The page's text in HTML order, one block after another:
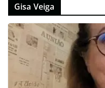
Gisa Veiga